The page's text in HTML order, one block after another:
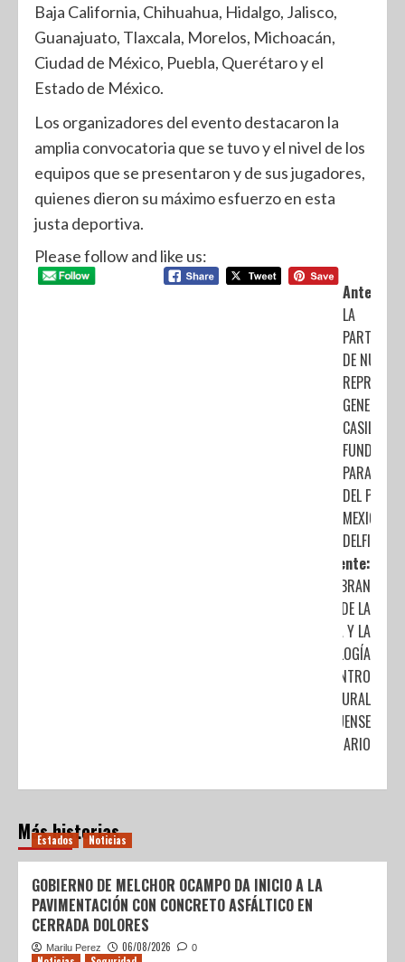
Baja California, Chihuahua, Hidalgo, Jalisco,
Guanajuato, Tlaxcala, Morelos, Michoacán,
Ciudad de México, Puebla, Querétaro y el
Estado de México.
Los organizadores del evento destacaron la
amplia convocatoria que se tuvo y el nivel de los
equipos que se presentaron y de sus jugadores,
quienes dieron su máximo esfuerzo en esta
justa deportiva.
Please follow and like us:
Anterior:
LA
DE
CASILLA
PARA EL
DEL
DELFINA
Siguiente:
CELEBRAN
SEMANA DE LA
CIENCIA Y LA
TECNOLOGÍA
EN EL CENTRO
CULTURAL
MEXIQUENSE
BICENTENARIO
Más historias
Estados Noticias
GOBIERNO DE MELCHOR OCAMPO DA INICIO A LA
PAVIMENTACIÓN CON CONCRETO ASFÁLTICO EN
CERRADA DOLORES
Marilu Perez 06/08/2026 0